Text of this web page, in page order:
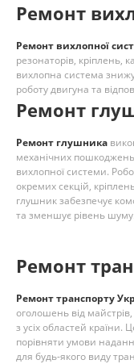
Ремонт
Ремонт вихлопної
резонаторів, кріплень,
вихлопна система
роботу двигуна та
Ремонт
Ремонт глушника
механічних
вихлопної системи.
окремих секцій,
глушник забезпечує
та зменшує рівень шуму.
Ремонт
Ремонт транспорту
оголошень від майстрів,
з усіх областей
порівняти умови
для будь-якого виду